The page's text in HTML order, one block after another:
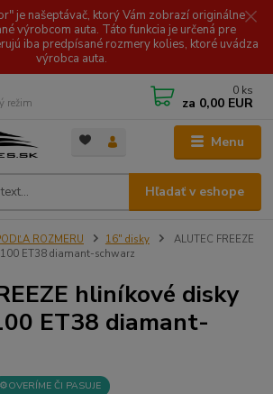
je našeptávač, ktorý Vám zobrazí originálne
výrobcom auta. Táto funkcia je určená pre
iba predpísané rozmery kolies, ktoré uvádza
výrobca auta.
Menu
Hľadať v eshope
režim
0 ks
za 0,00 EUR
ROZMERU 16" disky
ALUTEC FREEZE
ET38 diamant-schwarz
hliníkové disky
ET38 diamant-
⚙️OVERÍME ČI PASUJE